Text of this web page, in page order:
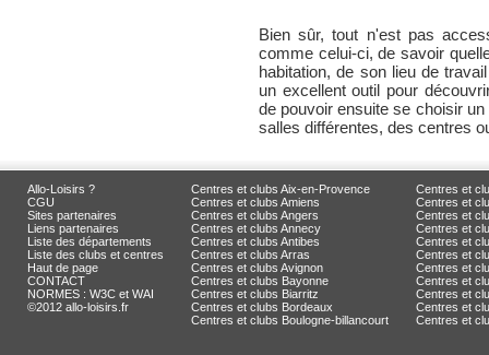
Bien sûr, tout n'est pas
comme celui-ci, de savoir
habitation, de son lieu de
un excellent outil pour
de pouvoir ensuite se choisir
salles différentes, des centres
Allo-Loisirs ?
CGU
Sites partenaires
Liens partenaires
Liste des départements
Liste des clubs et centres
Haut de page
CONTACT
NORMES : W3C et WAI
©2012 allo-loisirs.fr
Centres et clubs Aix-en-Provence
Centres et clubs Amiens
Centres et clubs Angers
Centres et clubs Annecy
Centres et clubs Antibes
Centres et clubs Arras
Centres et clubs Avignon
Centres et clubs Bayonne
Centres et clubs Biarritz
Centres et clubs Bordeaux
Centres et clubs Boulogne-billancourt
Centres et
Centres et
Centres et
Centres et
Centres et
Centres et
Centres et
Centres et
Centres et
Centres et
Centres et